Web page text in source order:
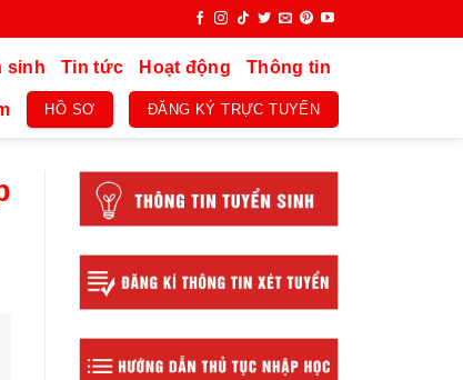
sinh Tin tức Hoạt động Thông tin
HỒ SƠ ĐĂNG KÝ TRỰC TUYẾN